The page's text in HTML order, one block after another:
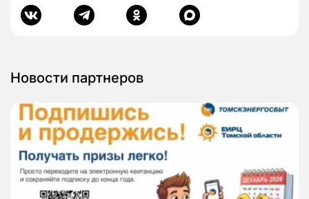
Новости партнеров